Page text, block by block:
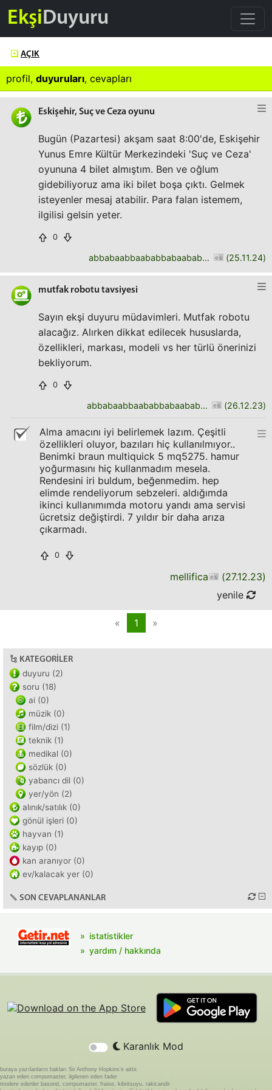
EkşiDuyuru
AÇIK
profil, duyuruları, cevapları
Eskişehir, Suç ve Ceza oyunu
Bugün (Pazartesi) akşam saat 8:00'de, Eskişehir
Yunus Emre Kültür Merkezindeki 'Suç ve Ceza'
oyununa 4 bilet almıştım. Ben ve oğlum
gidebiliyoruz ama iki bilet boşa çıktı. Gelmek
isteyenler mesaj atabilir. Para falan istemem,
ilgilisi gelsin yeter.
0
abbabaabbaababbabaababbaabbabaab (25.11.24)
mutfak robotu tavsiyesi
Sayın ekşi duyuru müdavimleri. Mutfak robotu
alacağız. Alırken dikkat edilecek hususlarda,
özellikleri, markası, modeli vs her türlü önerinizi
bekliyorum.
0
abbabaabbaababbabaababbaabbabaab (26.12.23)
Alma amacını iyi belirlemek lazım. Çeşitli
özellikleri oluyor, bazıları hiç kullanılmıyor..
Benimki braun multiquick 5 mq5275. hamur
yoğurmasını hiç kullanmadım mesela.
Rendesini iri buldum, beğenmedim. hep
elimde rendeliyorum sebzeleri. aldığımda
ikinci kullanımımda motoru yandı ama servisi
ücretsiz değiştirdi. 7 yıldır bir daha arıza
çıkarmadı.
0
mellifica (27.12.23)
yenile
« 1 »
KATEGORILER
duyuru (2)
soru (18)
ai (0)
müzik (0)
film/dizi (1)
teknik (1)
medikal (0)
sözlük (0)
yabancı dil (0)
yer/yön (2)
alınık/satılık (0)
gönül işleri (0)
hayvan (1)
kayıp (0)
kan aranıyor (0)
ev/kalacak yer (0)
SON CEVAPLANANLAR
istatistikler
yardım / hakkında
Karanlık Mod
buraya yazılanların hakları Sir Anthony Hopkins'e aittir.
yazan eden compumaster, ilgilenen eden fader
modere edenler basond, compumaster, fraise, kibritsuyu, rakicandir